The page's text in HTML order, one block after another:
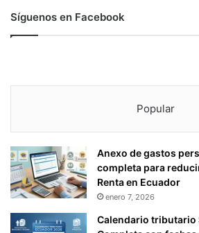
Síguenos en Facebook
Popular
Anexo de gastos
completa para
Renta en Ecuador
enero 7, 2026
Calendario tributario